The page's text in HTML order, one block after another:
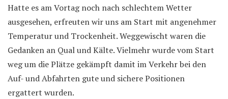
Hatte es am Vortag noch nach schlechtem Wetter
ausgesehen, erfreuten wir uns am Start mit angenehmer
Temperatur und Trockenheit. Weggewischt waren die
Gedanken an Qual und Kälte. Vielmehr wurde vom Start
weg um die Plätze gekämpft damit im Verkehr bei den
Auf- und Abfahrten gute und sichere Positionen
ergattert wurden.